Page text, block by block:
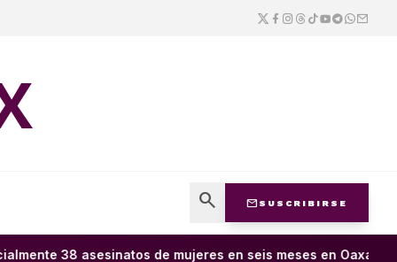
search mail SUSCRIBIRSE
38 asesinatos de mujeres en seis meses en Oaxaca;